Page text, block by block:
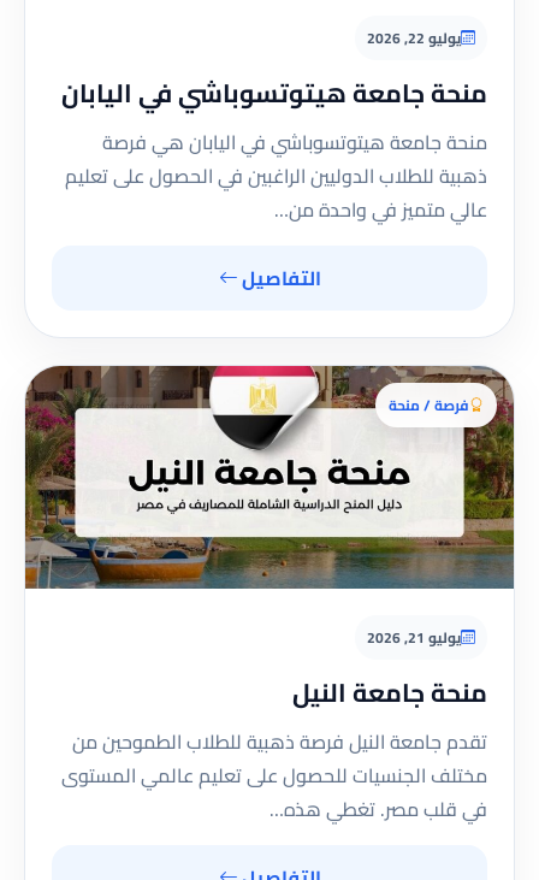
يوليو 22, 2026
منحة جامعة هيتوتسوباشي في اليابان
منحة جامعة هيتوتسوباشي في اليابان هي فرصة
ذهبية للطلاب الدوليين الراغبين في الحصول على تعليم
عالي متميز في واحدة من…
التفاصيل
فرصة / منحة
يوليو 21, 2026
منحة جامعة النيل
تقدم جامعة النيل فرصة ذهبية للطلاب الطموحين من
مختلف الجنسيات للحصول على تعليم عالمي المستوى
في قلب مصر. تغطي هذه…